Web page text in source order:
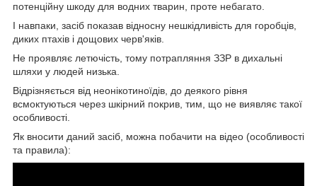
потенційну шкоду для водних тварин, проте небагато.
І навпаки, засіб показав відносну нешкідливість для горобців,
диких птахів і дощових черв'яків.
Не проявляє летючість, тому потрапляння ЗЗР в дихальні
шляхи у людей низька.
Відрізняється від неонікотиноїдів, до деякого рівня
всмоктуються через шкірний покрив, тим, що не виявляє такої
особливості.
Як вносити даний засіб, можна побачити на відео (особливості
та правила):